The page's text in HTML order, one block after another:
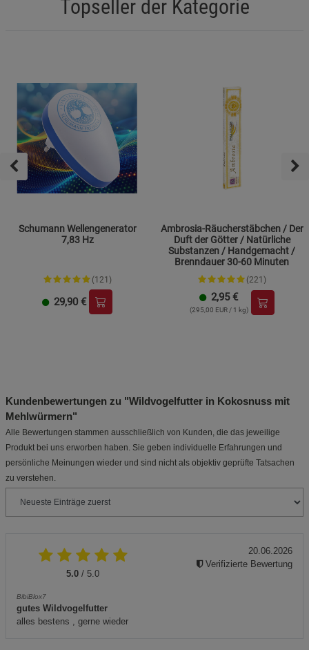
Topseller der Kategorie
Schumann Wellengenerator
7,83 Hz
(121)
29,90 €
Ambrosia-Räucherstäbchen / Der
Duft der Götter / Natürliche
Substanzen / Handgemacht /
Brenndauer 30-60 Minuten
(221)
2,95 €
(295,00 EUR / 1 kg)
Kundenbewertungen zu "Wildvogelfutter in Kokosnuss mit
Mehlwürmern"
Alle Bewertungen stammen ausschließlich von Kunden, die das jeweilige
Produkt bei uns erworben haben. Sie geben individuelle Erfahrungen und
persönliche Meinungen wieder und sind nicht als objektiv geprüfte Tatsachen
zu verstehen.
5.0 / 5.0
BibiBlox7
gutes Wildvogelfutter
alles bestens , gerne wieder
20.06.2026
Verifizierte Bewertung